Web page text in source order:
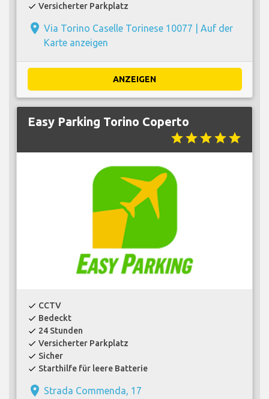
check Versicherter Parkplatz
place Via Torino Caselle Torinese 10077 | Auf der
Karte anzeigen
ANZEIGEN
Easy Parking Torino Coperto
starstarstarstarstar
check CCTV
check Bedeckt
check 24 Stunden
check Versicherter Parkplatz
check Sicher
check Starthilfe für leere Batterie
place Strada Commenda, 17